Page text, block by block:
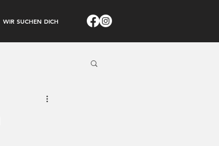
WIR SUCHEN DICH